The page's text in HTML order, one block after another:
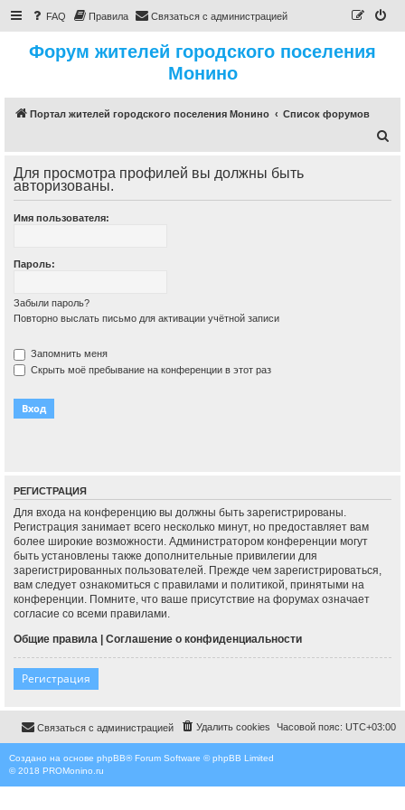
FAQ Правила Связаться с администрацией
Форум жителей городского поселения
Монино
Портал жителей городского поселения Монино
Список форумов
с
Для просмотра профилей вы должны быть
авторизованы.
Имя пользователя:
Пароль:
Забыли пароль?
Повторно выслать письмо для активации учётной записи
Запомнить меня
Скрыть моё пребывание на конференции в этот раз
РЕГИСТРАЦИЯ
Для входа на конференцию вы должны быть зарегистрированы.
Регистрация занимает всего несколько минут, но предоставляет вам
более широкие возможности. Администратором конференции могут
быть установлены также дополнительные привилегии для
зарегистрированных пользователей. Прежде чем зарегистрироваться,
вам следует ознакомиться с правилами и политикой, принятыми на
конференции. Помните, что ваше присутствие на форумах означает
согласие со всеми правилами.
Общие правила | Соглашение о конфиденциальности
Регистрация
Часовой пояс: UTC+03:00
Удалить cookies
Связаться с администрацией
Создано на основе phpBB® Forum Software © phpBB Limited
© 2018 PROMonino.ru